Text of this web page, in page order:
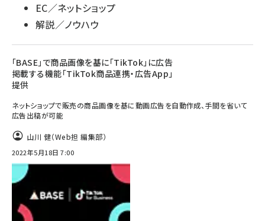
EC／ネットショップ
解説／ノウハウ
「BASE」で商品画像を基に「TikTok」に広告
掲載する機能「TikTok商品連携・広告App」
提供
ネットショップで販売の商品画像を基に動画広告を自動作成、手間を省いて
広告出稿が可能
山川 健（Web担 編集部）
2022年5月18日 7:00